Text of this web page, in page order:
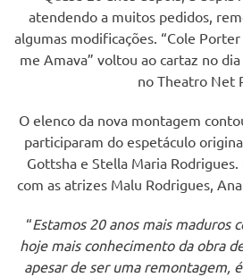
atendendo a muitos pedidos,
algumas modificações. “Cole
me Amava” voltou ao cartaz no
no Theatro Net
O elenco da nova montagem
participaram do espetáculo
Gottsha e Stella Maria
com as atrizes Malu Rodrigues,
“Estamos 20 anos mais maduros
hoje mais conhecimento da obra
apesar de ser uma remontagem,